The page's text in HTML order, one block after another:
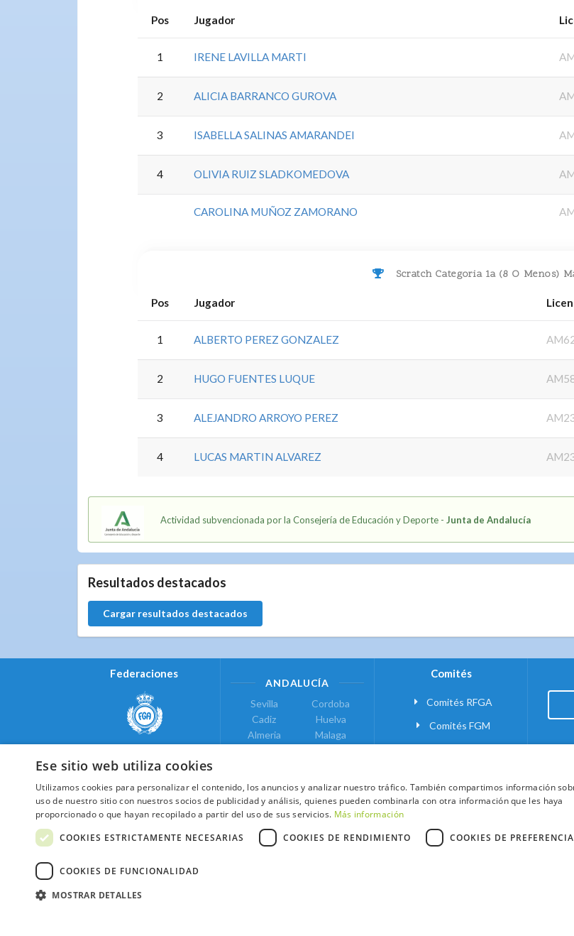
Pos Jugador
1 IRENE LAVILLA MARTI
2 ALICIA BARRANCO GUROVA
3 ISABELLA SALINAS AMARANDEI
4 OLIVIA RUIZ SLADKOMEDOVA
CAROLINA MUÑOZ ZAMORANO
Scratch Categoria 1a (8 O Menos)
Pos Jugador
1 ALBERTO PEREZ GONZALEZ
2 HUGO FUENTES LUQUE
3 ALEJANDRO ARROYO PEREZ
4 LUCAS MARTIN ALVAREZ
Actividad subvencionada por la Consejería de Educación y Deporte -Junta de Andalucía
Resultados destacados
Cargar resultados destacados
Federaciones
Real Federación Andaluza de
Golf
Federación de Golf de Madrid
ANDALUCÍA
Sevilla
Cadiz
Almeria
Cordoba
Huelva
Malaga
Valencia
COMUNIDAD DE MADRID
Madrid
Comités
Comités RFGA
Comités FGM
2026 ©NextCaddy.
Ese sitio web utiliza cookies
Utilizamos cookies para personalizar el contenido, los anuncios y analizar nuestro tráfico. También compartimos información
uso de nuestro sitio con nuestros socios de publicidad y análisis, quienes pueden combinarla con otra información que les haya
proporcionado o que hayan recopilado a partir del uso de sus servicios. Más información
COOKIES ESTRICTAMENTE NECESARIAS
COOKIES DE RENDIMIENTO COOKIES DE
COOKIES DE FUNCIONALIDAD
MOSTRAR DETALLES